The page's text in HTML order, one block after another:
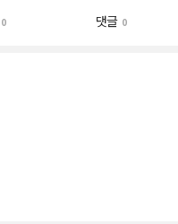
0 댓글 0